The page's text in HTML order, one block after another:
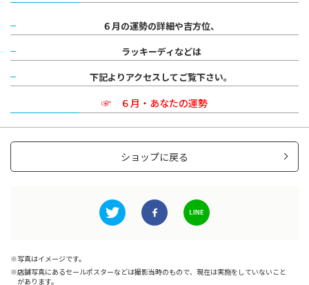
６月の運勢の詳細や吉方位、
ラッキーディなどは
下記よりアクセスしてご覧下さい。
☞ ６月・あなたの運勢
ショップに戻る
写真はイメージです。
店舗写真にあるセールポスターなどは撮影当時のもので、現在は実施をしていないこと
があります。